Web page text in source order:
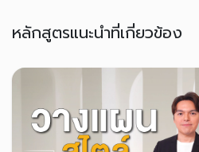
หลักสูตรแนะนำที่เกี่ยวข้อง